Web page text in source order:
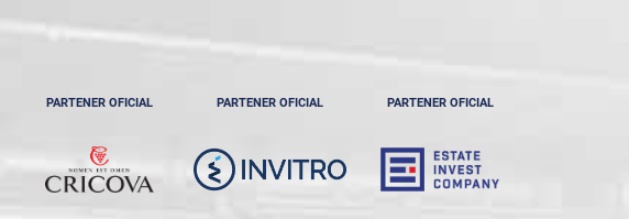
PARTENER OFICIAL PARTENER OFICIAL PARTENER OFICIAL